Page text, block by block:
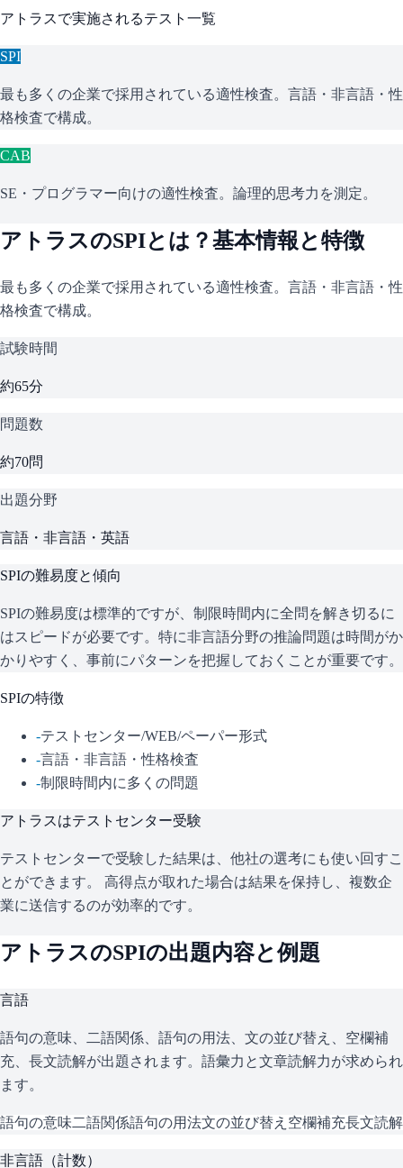
アトラスで実施されるテスト一覧
SPI
最も多くの企業で採用されている適性検査。言語・非言語・性
格検査で構成。
CAB
SE・プログラマー向けの適性検査。論理的思考力を測定。
アトラスのSPIとは？基本情報と特徴
最も多くの企業で採用されている適性検査。言語・非言語・性
格検査で構成。
試験時間
約65分
問題数
約70問
出題分野
言語・非言語・英語
SPIの難易度と傾向
SPIの難易度は標準的ですが、制限時間内に全問を解き切るに
はスピードが必要です。特に非言語分野の推論問題は時間がか
かりやすく、事前にパターンを把握しておくことが重要です。
SPIの特徴
-テストセンター/WEB/ペーパー形式
-言語・非言語・性格検査
-制限時間内に多くの問題
アトラスはテストセンター受験
テストセンターで受験した結果は、他社の選考にも使い回すこ
とができます。 高得点が取れた場合は結果を保持し、複数企
業に送信するのが効率的です。
アトラスのSPIの出題内容と例題
言語
語句の意味、二語関係、語句の用法、文の並び替え、空欄補
充、長文読解が出題されます。語彙力と文章読解力が求められ
ます。
語句の意味二語関係語句の用法文の並び替え 空欄補充長文読解
非言語（計数）